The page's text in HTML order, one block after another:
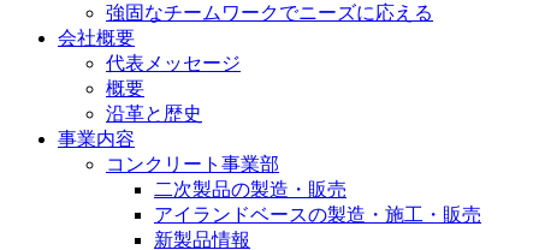
強固なチームワークでニーズに応える
会社概要
代表メッセージ
概要
沿革と歴史
事業内容
コンクリート事業部
二次製品の製造・販売
アイランドベースの製造・施工・販売
新製品情報